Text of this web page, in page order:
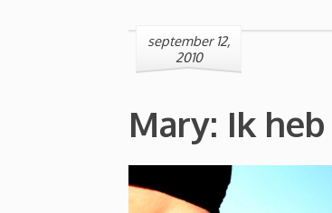
september 12,
2010
Mary: Ik